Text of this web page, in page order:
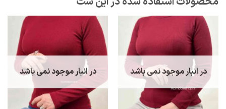
در انبار موجود نمی باشد در انبار موجود نمی باشد